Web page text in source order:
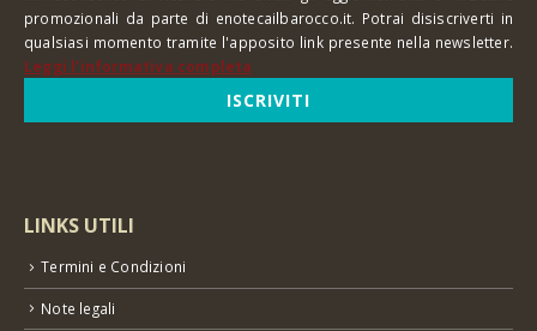
promozionali da parte di enotecailbarocco.it. Potrai disiscriverti in
qualsiasi momento tramite l'apposito link presente nella newsletter.
Leggi l'informativa completa
LINKS UTILI
Termini e Condizioni
Note legali